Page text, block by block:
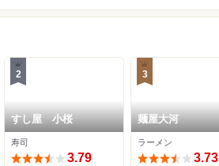
2
すし屋 小桜
寿司
3.79
3
麺屋大河
ラーメン
3.73